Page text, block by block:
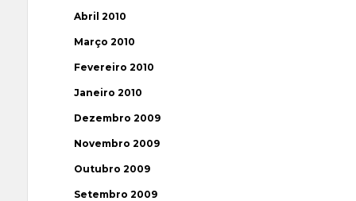
Abril 2010
Março 2010
Fevereiro 2010
Janeiro 2010
Dezembro 2009
Novembro 2009
Outubro 2009
Setembro 2009